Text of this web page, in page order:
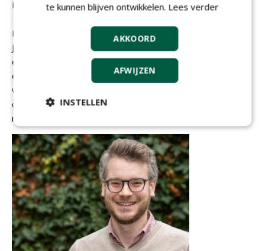
M: 06 18673711
Manon is na het afronden van haar studie
Journalistiek in 2024 op zoek gegaan naar
een passende baan. Waar ze eerst
ervaring heeft opgedaan in de
verzekeringswereld kan ze nu haar
creatieve hand kwijt in de vorm van junior
redacteur bij NWST.
te kunnen blijven ontwikkelen. Lees verder
AKKOORD
AFWIJZEN
INSTELLEN